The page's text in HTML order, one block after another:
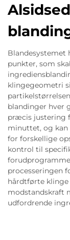
Blandesystemet
punkter, som
klingegeometri
blandinger hver
præcis justering
minuttet, og kan
for forskellige
kontrol til
processeringen
hårdtførte
modstandskraft
udfordrende